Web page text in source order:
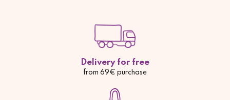
Delivery for free
from 69€ purchase